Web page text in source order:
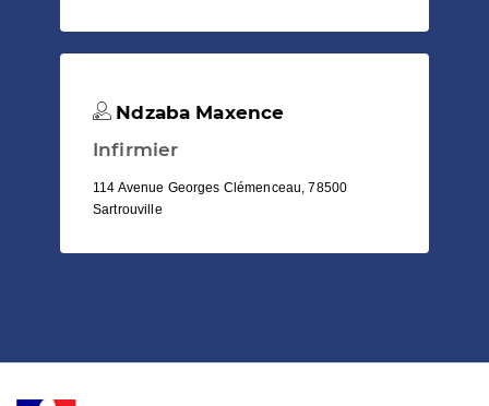
Ndzaba Maxence
Infirmier
114 Avenue Georges Clémenceau, 78500
Sartrouville